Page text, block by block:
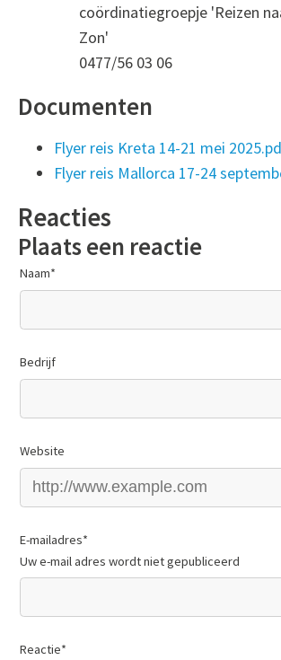
coördinatiegroepje 'Reizen
Zon'
0477/56 03 06
Documenten
Flyer reis Kreta 14-21 mei
Flyer reis Mallorca 17-24
Reacties
Plaats een reactie
Naam*
Bedrijf
Website
E-mailadres*
Uw e-mail adres wordt niet gepubliceerd
Reactie*